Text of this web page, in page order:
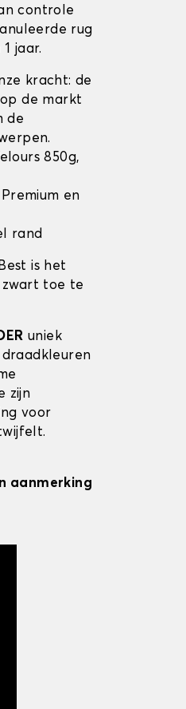
controle
rug
jaar.
kracht: de
de markt
de
850g,
en
rand
is het
zwart toe te
uniek
zijn
voor
aanmerking